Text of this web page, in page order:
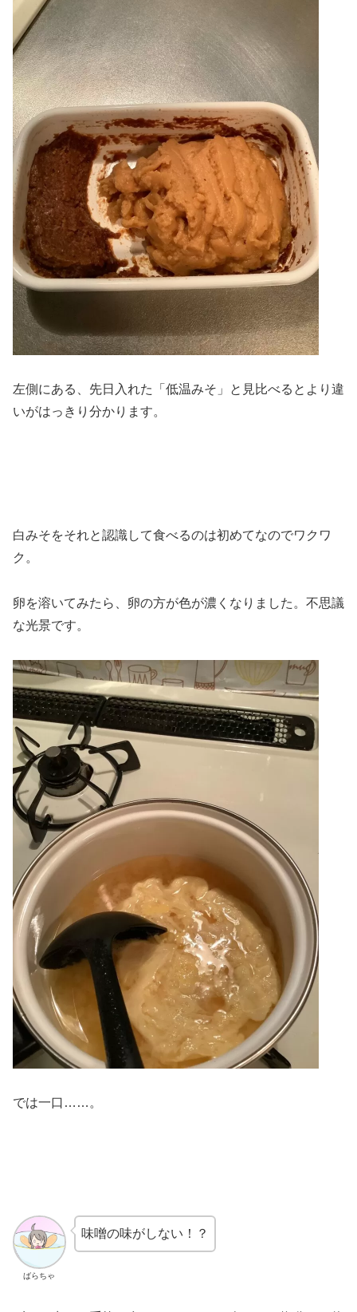
左側にある、先日入れた「低温みそ」と見比べるとより違
いがはっきり分かります。
白みそをそれと認識して食べるのは初めてなのでワクワ
ク。
卵を溶いてみたら、卵の方が色が濃くなりました。不思議
な光景です。
では一口……。
ばらちゃ
味噌の味がしない！？